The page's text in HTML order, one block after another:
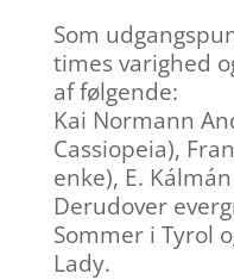
Som
times varighed
af følgende:
Kai Normann
Cassiopeia),
enke), E.
Derudover
Sommer i Tyrol
Lady.